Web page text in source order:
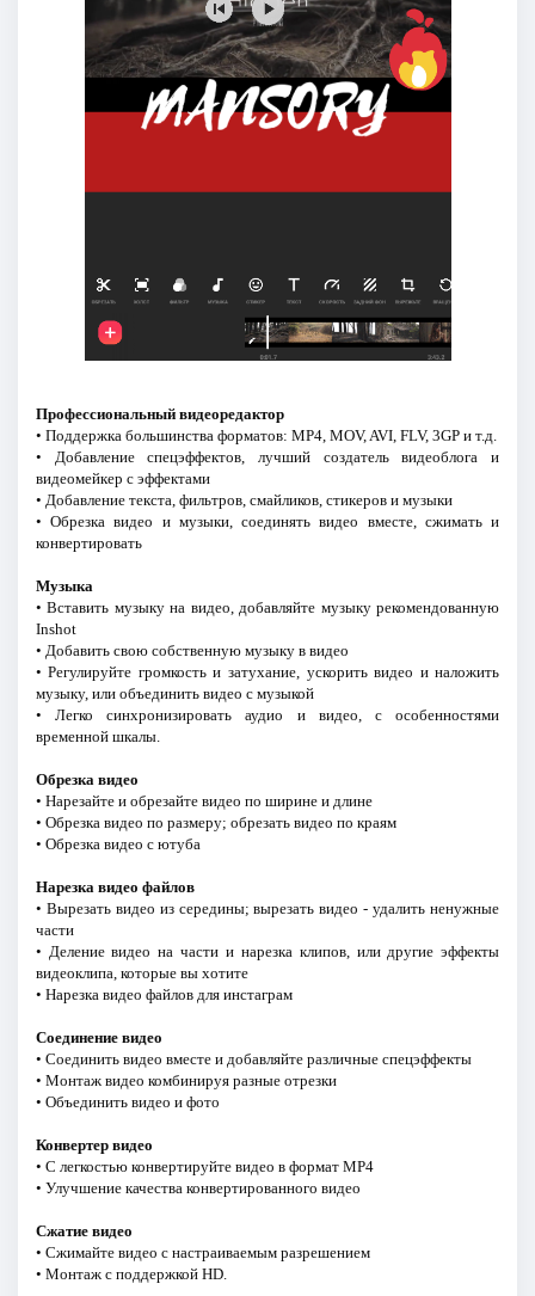
Профессиональный видеоредактор
• Поддержка большинства форматов: MP4, MOV, AVI, FLV, 3GP и т.д.
• Добавление спецэффектов, лучший создатель видеоблога и
видеомейкер с эффектами
• Добавление текста, фильтров, смайликов, стикеров и музыки
• Обрезка видео и музыки, соединять видео вместе, сжимать и
конвертировать
Музыка
• Вставить музыку на видео, добавляйте музыку рекомендованную
Inshot
• Добавить свою собственную музыку в видео
• Регулируйте громкость и затухание, ускорить видео и наложить
музыку, или объединить видео с музыкой
• Легко синхронизировать аудио и видео, с особенностями
временной шкалы.
Обрезка видео
• Нарезайте и обрезайте видео по ширине и длине
• Обрезка видео по размеру; обрезать видео по краям
• Обрезка видео с ютуба
Нарезка видео файлов
• Вырезать видео из середины; вырезать видео - удалить ненужные
части
• Деление видео на части и нарезка клипов, или другие эффекты
видеоклипа, которые вы хотите
• Нарезка видео файлов для инстаграм
Соединение видео
• Соединить видео вместе и добавляйте различные спецэффекты
• Монтаж видео комбинируя разные отрезки
• Объединить видео и фото
Конвертер видео
• С легкостью конвертируйте видео в формат MP4
• Улучшение качества конвертированного видео
Сжатие видео
• Сжимайте видео с настраиваемым разрешением
• Монтаж с поддержкой HD.